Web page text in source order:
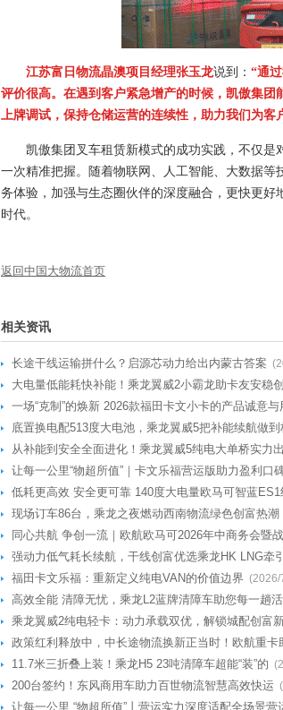
江苏富日物流晶澳项目经理张玉龙说到： “通
评价很高。在遇到客户紧急增产的时候，凯傲集
上牌调试，保持仓储运营的连续性，助力我们为客
凯傲集团叉车租赁新模式的成功实践，不仅
一次精准把握。随着物联网、人工智能、大数据
务体验，加强与生态圈伙伴的深度融合，更快更
时代。
返回中国大物流首页
相关资讯
长途干线运输拼什么？启源芯动力给出内蒙古答案
大电量低能耗快补能！乘龙翼威2小霸龙助卡友安稳
一场“克制”的焕新 2026款福田卡文小卡的产品诚意与
底置换电配513度大电池，乘龙翼威5把补能续航做到
从补能到安全全面进化！乘龙翼威5纯电大单桥实力
让每一公里“物超所值”｜卡文乐福营运版助力盈利口
低耗更高效 安全更可靠 140度大电量欧马可智蓝
现场订车86台，乘龙之夜燃动西南物流绿色创富热潮
同心共航 争创一流｜欧航欧马可2026年中商务会暨
强动力低气耗长续航，干线创富优选乘龙HK LNG牵
福田卡文乐福：重新定义纯电VAN的价值边界 (2026/
高效全能 清障无忧，乘龙L2蓝牌清障车助您每一趟
乘龙翼威2纯电轻卡：动力承载双优，解锁城配创富
政策红利释放中，中长途物流换新正当时！欧航重
11.7米三折叠上装！乘龙H5 23吨清障车超能“装”的
200台签约！东风商用车助力百世物流智慧高效快运
让每一公里 “物超所值”丨营运实力深度适配全场景营